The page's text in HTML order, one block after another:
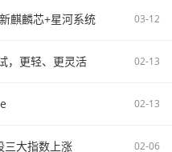
麒麟芯+星河系统 03-12
，更轻、更灵活 02-13
02-13
三大指数上涨 02-06